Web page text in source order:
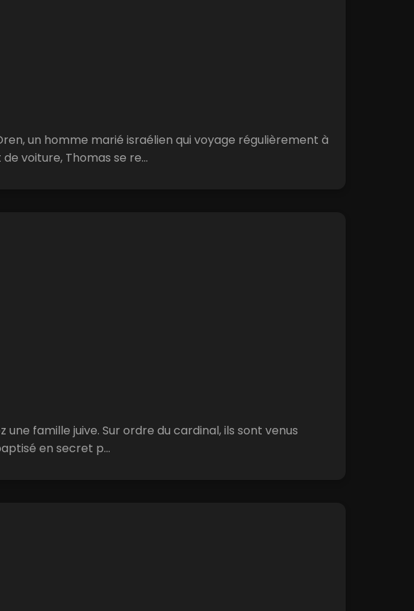
un homme marié israélien qui voyage régulièrement à
voiture, Thomas se re...
famille juive. Sur ordre du cardinal, ils sont venus
en secret p...